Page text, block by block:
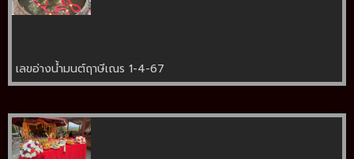
เลขอ่างน้ำมนต์ฤาษีเณร 1-4-67